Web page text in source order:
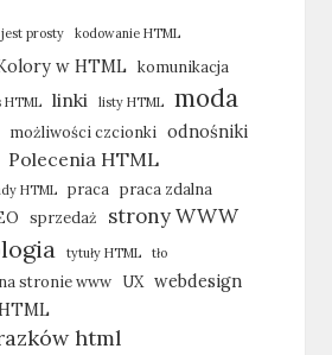
prosty kodowanie HTML
w HTML komunikacja
HTML linki listy HTML moda
możliwości czcionki odnośniki
Polecenia HTML
HTML praca praca zdalna
sprzedaż strony WWW
tytuły HTML tło
stronie www UX webdesign
html